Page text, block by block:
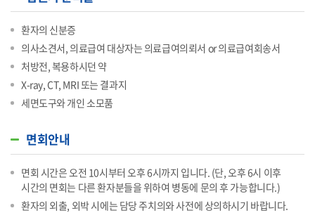
환자의 신분증
의사소견서, 의료급여 대상자는 의료급여의뢰서 or 의료급여회송서
처방전, 복용하시던 약
X-ray, CT, MRI 또는 결과지
세면도구와 개인 소모품
면회안내
면회 시간은 오전 10시부터 오후 6시까지 입니다. (단, 오후 6시 이후
시간의 면회는 다른 환자분들을 위하여 병동에 문의 후 가능합니다.)
환자의 외출, 외박 시에는 담당 주치의와 사전에 상의하시기 바랍니다.